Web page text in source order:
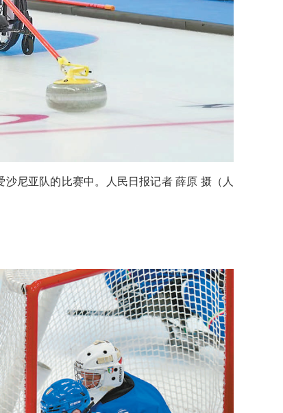
尼亚队的比赛中。人民日报记者 薛原 摄（ 人